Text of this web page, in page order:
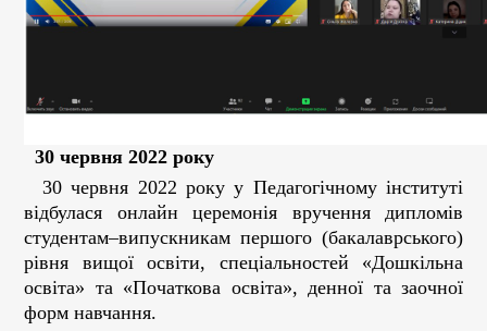
30 червня 2022 року
30 червня 2022 року у Педагогічному інституті
відбулася онлайн церемонія вручення дипломів
студентам–випускникам першого (бакалаврського)
рівня вищої освіти, спеціальностей «Дошкільна
освіта» та «Початкова освіта», денної та заочної
форм навчання.